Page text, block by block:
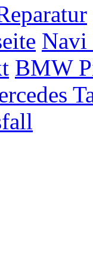
Navi
BMW